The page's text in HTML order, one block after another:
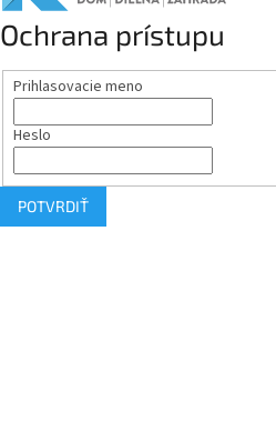
Ochrana prístupu
Prihlasovacie meno
Heslo
POTVRDIŤ